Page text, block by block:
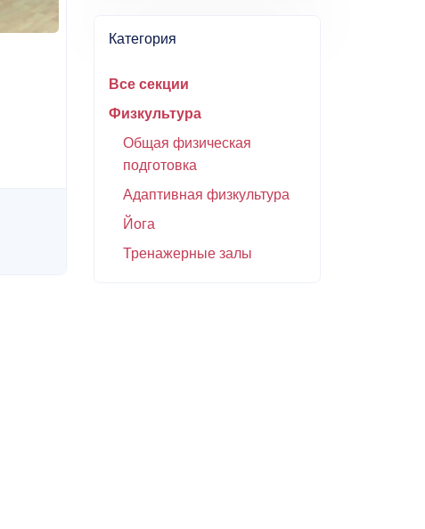
Категория
Все секции
Физкультура
Общая физическая
подготовка
Адаптивная физкультура
Йога
Тренажерные залы